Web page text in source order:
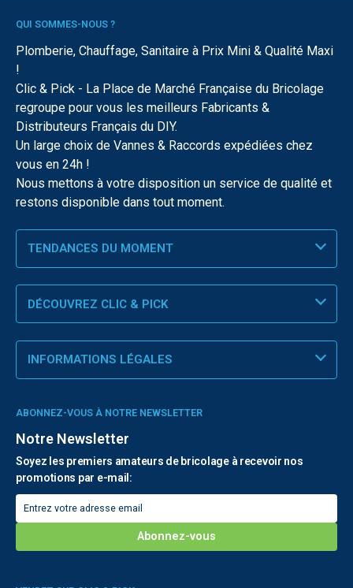
QUI SOMMES-NOUS ?
Plomberie, Chauffage, Sanitaire à Prix Mini & Qualité Maxi
!
Clic & Pick - La Place de Marché Française du Bricolage
regroupe pour vous les meilleurs Fabricants &
Distributeurs Français du DIY.
Un large choix de Vannes & Raccords expédiées chez
vous en 24h !
Nous mettons à votre disposition un service de qualité et
restons disponible dans tout moment.
TENDANCES DU MOMENT
DÉCOUVREZ CLIC & PICK
INFORMATIONS LÉGALES
ABONNEZ-VOUS À NOTRE NEWSLETTER
Notre Newsletter
Soyez les premiers amateurs de bricolage à recevoir nos
promotions par e-mail: